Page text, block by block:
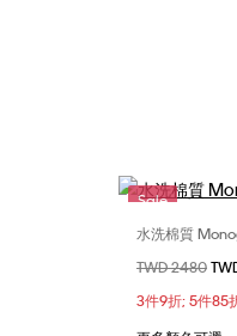
Sale
XXS
L
水洗棉質
價格扣減從
TWD 2480至
3件9折; 5件85